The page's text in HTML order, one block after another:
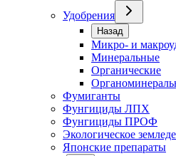
Удобрения
Назад
Микро- и
Минеральные
Органические
Фумиганты
Фунгициды ЛПХ
Фунгициды ПРОФ
Экологическое
Японские препараты